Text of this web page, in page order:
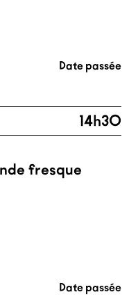
Date passée
14h30
fresque
Date passée